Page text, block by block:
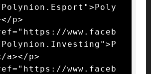
Polynion.Esport">Poly
p>
www.faceb
Polynion.Investing">P
a></p>
www.faceb